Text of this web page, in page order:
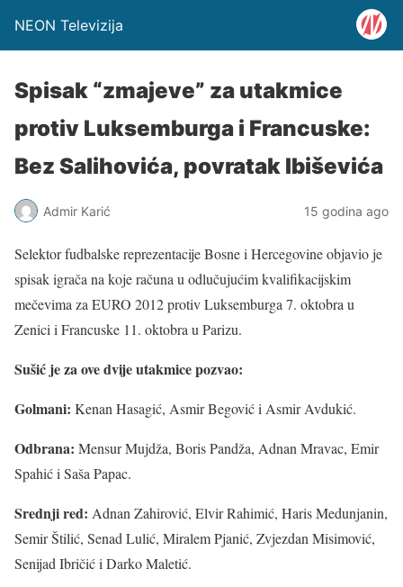
NEON Televizija
Spisak “zmajeve” za utakmice
protiv Luksemburga i Francuske:
Bez Salihovića, povratak Ibiševića
Admir Karić 15 godina ago
Selektor fudbalske reprezentacije Bosne i Hercegovine objavio je
spisak igrača na koje računa u odlučujućim kvalifikacijskim
mečevima za EURO 2012 protiv Luksemburga 7. oktobra u
Zenici i Francuske 11. oktobra u Parizu.
Sušić je za ove dvije utakmice pozvao:
Golmani: Kenan Hasagić, Asmir Begović i Asmir Avdukić.
Odbrana: Mensur Mujdža, Boris Pandža, Adnan Mravac, Emir
Spahić i Saša Papac.
Srednji red: Adnan Zahirović, Elvir Rahimić, Haris Medunjanin,
Semir Štilić, Senad Lulić, Miralem Pjanić, Zvjezdan Misimović,
Senijad Ibričić i Darko Maletić.